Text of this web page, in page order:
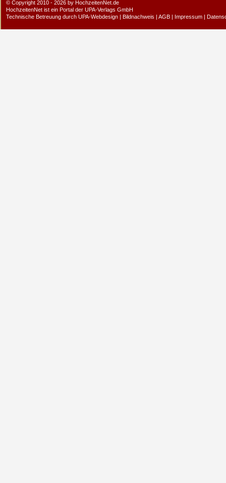
© Copyright 2010 - 2026 by HochzeitenNet.de
HochzeitenNet ist ein Portal der UPA-Verlags GmbH
Technische Betreuung durch UPA-Webdesign | Bildnachweis | AGB | Impressum |